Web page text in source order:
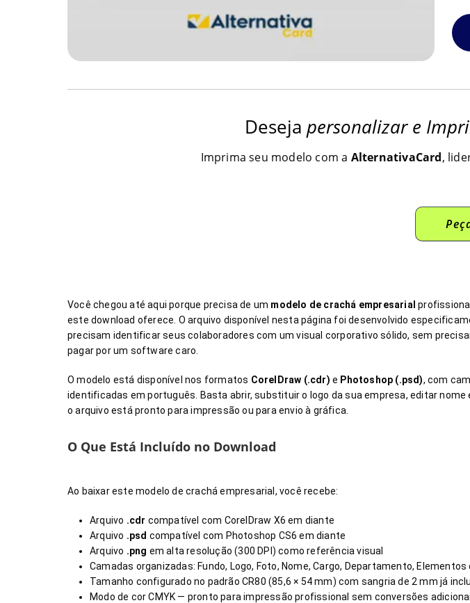
Deseja personalizar e
Imprima seu modelo com a AlternativaCard,
Você chegou até aqui porque precisa de um modelo de crachá empresarial
este download oferece. O arquivo disponível nesta página foi desenvolvido
precisam identificar seus colaboradores com um visual corporativo sólido, sem
pagar por um software caro.
O modelo está disponível nos formatos CorelDraw (.cdr) e Photoshop (.psd), com
identificadas em português. Basta abrir, substituir o logo da sua empresa, editar nome
o arquivo está pronto para impressão ou para envio à gráfica.
O Que Está Incluído no Download
Ao baixar este modelo de crachá empresarial, você recebe:
Arquivo .cdr compatível com CorelDraw X6 em diante
Arquivo .psd compatível com Photoshop CS6 em diante
Arquivo .png em alta resolução (300 DPI) como referência visual
Camadas organizadas: Fundo, Logo, Foto, Nome, Cargo, Departamento,
Tamanho configurado no padrão CR80 (85,6 × 54 mm) com sangria de 2 mm já
Modo de cor CMYK — pronto para impressão profissional sem conversões